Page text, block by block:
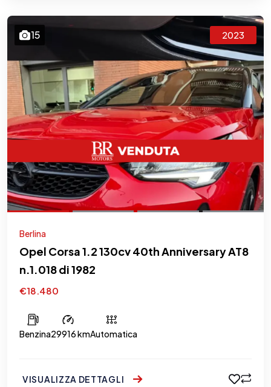
15 2023
Berlina
Opel Corsa 1.2 130cv 40th Anniversary AT8
n.1.018 di 1982
€18.480
Benzina29916 kmAutomatica
VISUALIZZA DETTAGLI